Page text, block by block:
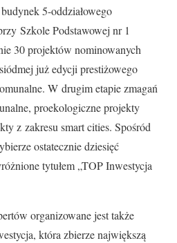
5-oddziałowego
Szkole Podstawowej nr 1
30 projektów nominowanych
już edycji prestiżowego
W drugim etapie zmagań
proekologiczne projekty
z zakresu smart cities. Spośród
ostatecznie dziesięć
tytułem „TOP Inwestycja
organizowane jest także
która zbierze największą